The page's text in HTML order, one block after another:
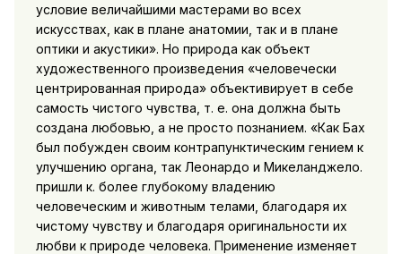
условие величайшими мастерами во всех
искусствах, как в плане анатомии, так и в плане
оптики и акустики». Но природа как объект
художественного произведения «человечески
центрированная природа» объективирует в себе
самость чистого чувства, т. е. она должна быть
создана любовью, а не просто познанием. «Как Бах
был побужден своим контрапунктическим гением к
улучшению органа, так Леонардо и Микеланджело.
пришли к. более глубокому владению
человеческим и животным телами, благодаря их
чистому чувству и благодаря оригинальности их
любви к природе человека. Применение изменяет